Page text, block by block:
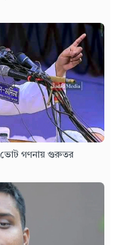
ভোট গণনায় গুরুতর